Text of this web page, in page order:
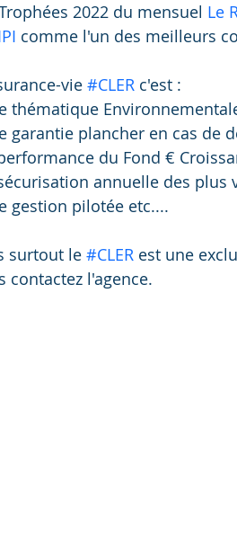
2022 du mensuel Le
comme l'un des meilleurs
vie #CLER c'est :
thématique
garantie plancher en cas de
du Fond €
annuelle des plus
gestion pilotée etc....
surtout le #CLER est une
contactez l'agence.